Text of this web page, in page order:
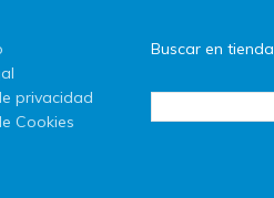
privacidad
Cookies
Buscar en tienda